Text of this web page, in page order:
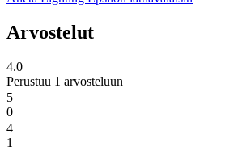
Arvostelut
4.0
Perustuu 1 arvosteluun
5
0
4
1